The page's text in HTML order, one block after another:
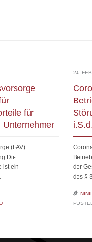
für
Unternehmer
(bAV)
Die
ist ein
24.
der
des §
